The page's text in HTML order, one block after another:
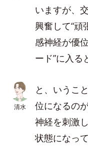
いますが、
興奮して“頑
感神経が優
ード”に入る
清水
と、いうこ
位になるの
神経を刺激
状態になっ